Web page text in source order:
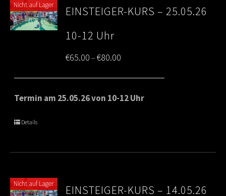
Nicht auf Lager
EINSTEIGER-KURS – 25.05.26
10-12 Uhr
€65.00–€80.00
range:
€65.00
Termin am 25.05.26 von 10-12 Uhr
Details
Nicht auf Lager EINSTEIGER-KURS – 14.05.26